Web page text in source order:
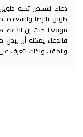
دعاء لشخص تحبه
طويل بالرضا
موقعنا حيث إن
فالدعاء يمكنه أن يبدل
والمقت ولذلك نتعرف